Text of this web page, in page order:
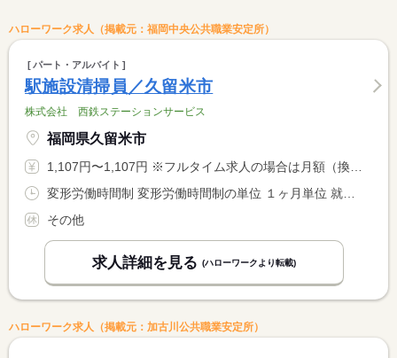
ハローワーク求人（掲載元：福岡中央公共職業安定所）
パート・アルバイト
駅施設清掃員／久留米市
株式会社 西鉄ステーションサービス
福岡県久留米市
1,107円〜1,107円 ※フルタイム求人の場合は月額（換算額）、パート求人の場合は時間額を表示しています。
その他
求人詳細を見る (ハローワークより転載)
ハローワーク求人（掲載元：加古川公共職業安定所）